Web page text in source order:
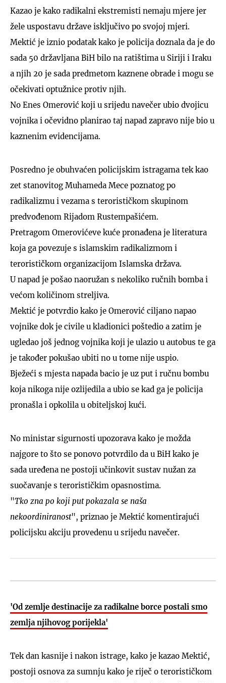
Kazao je kako radikalni ekstremisti nemaju mjere jer
žele uspostavu države isključivo po svojoj mjeri.
Mektić je iznio podatak kako je policija doznala da je do
sada 50 državljana BiH bilo na ratištima u Siriji i Iraku
a njih 20 je sada predmetom kaznene obrade i mogu se
očekivati optužnice protiv njih.
No Enes Omerović koji u srijedu navečer ubio dvojicu
vojnika i očevidno planirao taj napad zapravo nije bio u
kaznenim evidencijama.
Posredno je obuhvaćen policijskim istragama tek kao
zet stanovitog Muhameda Mece poznatog po
radikalizmu i vezama s terorističkom skupinom
predvođenom Rijadom Rustempašićem.
Pretragom Omerovićeve kuće pronađena je literatura
koja ga povezuje s islamskim radikalizmom i
terorističkom organizacijom Islamska država.
U napad je pošao naoružan s nekoliko ručnih bomba i
većom količinom streljiva.
Mektić je potvrdio kako je Omerović ciljano napao
vojnike dok je civile u kladionici poštedio a zatim je
ugledao još jednog vojnika koji je ulazio u autobus te ga
je također pokušao ubiti no u tome nije uspio.
Bježeći s mjesta napada bacio je uz put i ručnu bombu
koja nikoga nije ozlijedila a ubio se kad ga je policija
pronašla i opkolila u obiteljskoj kući.
No ministar sigurnosti upozorava kako je možda
najgore to što se ponovo potvrdilo da u BiH kako je
sada uređena ne postoji učinkovit sustav nužan za
suočavanje s terorističkim opasnostima.
"Tko zna po koji put pokazala se naša
nekoordiniranost", priznao je Mektić komentirajući
policijsku akciju provedenu u srijedu navečer.
'Od zemlje destinacije za radikalne borce postali smo
zemlja njihovog porijekla'
Tek dan kasnije i nakon istrage, kako je kazao Mektić,
postoji osnova za sumnju kako je riječ o terorističkom